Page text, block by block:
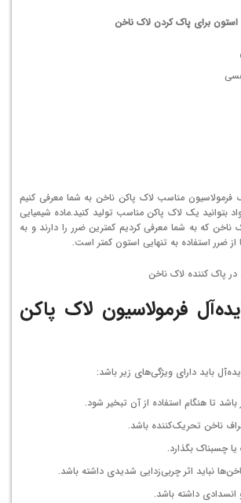
برای پاک کردن لاک ناخن
فرمولاسیون مناسب لاک پاکن ناخن به شما معرفی کنیم
بتوانید یک لاک پاکن مناسب تولید کنید.ماده شیمیایی
ناخن که به شما معرفی کردیم کمترین ضرر را دارند و به
از ضرر استفاده به تنهایی استون کمتر است.
فرمولاسیون لاک پاکن
باید دارای ویژگی‌های زیر باشد:
باشد تا هنگام استفاده از آن تبخیر شود.
ناخن تحریک‌کننده باشد.
چسبناک بگذارد.
نباید اثر چربی‌زدایی شدیدی داشته باشد.
انسدادی داشته باشد.